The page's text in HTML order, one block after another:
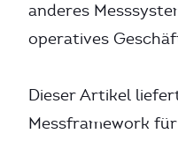
anderes
operatives
Dieser Artikel
Messframework